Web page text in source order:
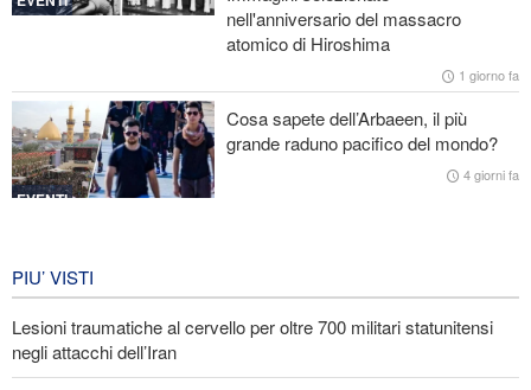
Ibn al-Reza: La tecnologia nazionale dell'Iran è superiore a
Gharibabadi: L'intesa tra Iran e Oman non significa la completa
riapertura dello Stretto di Hormuz
nell'anniversario del massacro
atomico di Hiroshima
1 giorno fa
EVENTI
Cosa sapete dell’Arbaeen, il più
grande raduno pacifico del mondo?
4 giorni fa
EVENTI
PIU’ VISTI
Lesioni traumatiche al cervello per oltre 700 militari statunitensi
negli attacchi dell’Iran